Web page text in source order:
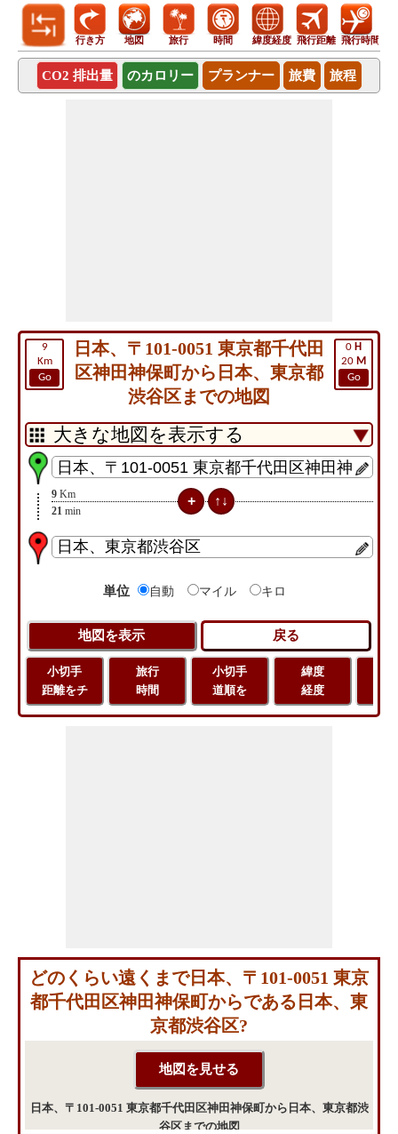
行き方 地図 旅行 時間 緯度経度 飛行距離 飛行時間
CO2 排出量 のカロリー プランナー 旅費 旅程
9
Km
Go
0 H
20 M
Go
日本、〒101-0051 東京都千代田
区神田神保町から日本、東京都
渋谷区までの地図
9 Km
21 min
単位 自動 マイル キロ
小切手
距離をチ
旅行
時間
小切手
道順を
緯度
経度
どのくらい遠くまで日本、〒101-0051 東京
都千代田区神田神保町からである日本、東
京都渋谷区?
日本、〒101-0051 東京都千代田区神田神保町から日本、東京都渋
谷区までの地図